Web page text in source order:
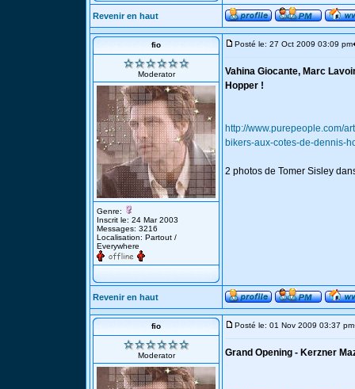
Revenir en haut
fio
Moderator
Genre:
Inscrit le: 24 Mar 2003
Messages: 3216
Localisation: Partout /
Everywhere
Posté le: 27 Oct 2009 03:09 pm
Vahina Giocante, Marc
Hopper !
http://www.purepeople.com/
bikers-aux-cotes-de-dennis-
2 photos de Tomer Sisley
Revenir en haut
fio
Moderator
Posté le: 01 Nov 2009 03:37 pm
Grand Opening - Kerzner